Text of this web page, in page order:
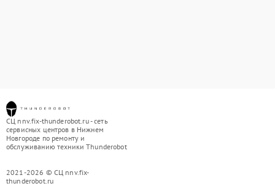
СЦ nnv.fix-thunderobot.ru - сеть
сервисных центров в Нижнем
Новгороде по ремонту и
обслуживанию техники Thunderobot
2021-2026 © СЦ nnv.fix-
thunderobot.ru